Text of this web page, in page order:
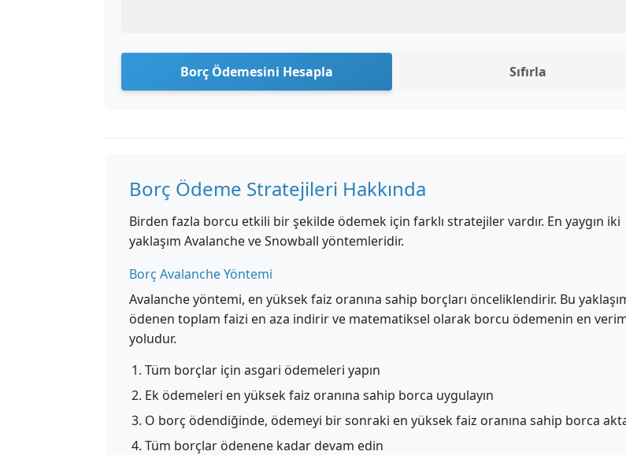
Borç Ödemesini Hesapla Sıfırla
Borç Ödeme Stratejileri Hakkında
Birden fazla borcu etkili bir şekilde ödemek için farklı stratejiler vardır. En yaygın iki
yaklaşım Avalanche ve Snowball yöntemleridir.
Borç Avalanche Yöntemi
Avalanche yöntemi, en yüksek faiz oranına sahip borçları önceliklendirir. Bu
ödenen toplam faizi en aza indirir ve matematiksel olarak borcu ödemenin en
yoludur.
Tüm borçlar için asgari ödemeleri yapın
Ek ödemeleri en yüksek faiz oranına sahip borca uygulayın
O borç ödendiğinde, ödemeyi bir sonraki en yüksek faiz oranına sahip borca
Tüm borçlar ödenene kadar devam edin